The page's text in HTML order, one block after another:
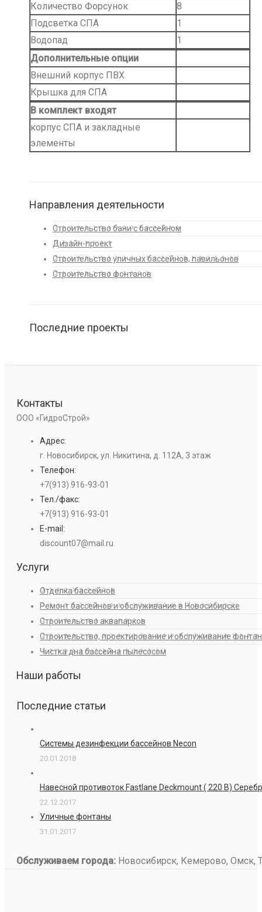
Количество Форсунок
8
Подсветка СПА
1
Водопад
1
Дополнительные опции
Внешний корпус ПВХ
Крышка для СПА
В комплект входят
корпус СПА и закладные
элементы
Направления деятельности
Строительство бани с бассейном
Дизайн-проект
Строительство уличных бассейнов, павильонов
Строительство фонтанов
Последние проекты
Контакты
ООО «ГидроСтрой»
Адрес:
г. Новосибирск, ул. Никитина, д. 112А, 3 этаж
Телефон:
+7(913) 916-93-01
Тел./факс:
+7(913) 916-93-01
E-mail:
discount07@mail.ru
Услуги
Отделка бассейнов
Ремонт бассейнов и обслуживание в Новосибирске
Строительство аквапарков
Строительство, проектирование и обслуживание
Чистка дна бассейна пылесосом
Наши работы
Последние статьи
Системы дезинфекции бассейнов Necon
20.01.2018
Навесной противоток Fastlane Deckmount ( 220 В)
22.12.2017
Уличные фонтаны
31.01.2017
Обслуживаем города: Новосибирск, Кемерово, Омск,